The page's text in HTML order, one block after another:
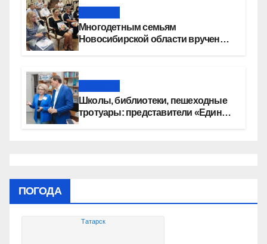
Многодетным семьям
Новосибирской области вручены
Школы, библиотеки, пешеходные
тротуары: представители «Единой
ПОГОДА
Татарск